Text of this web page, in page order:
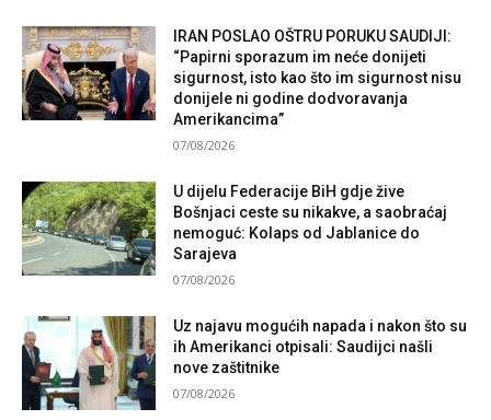
IRAN POSLAO OŠTRU PORUKU SAUDIJI:
“Papirni sporazum im neće donijeti
sigurnost, isto kao što im sigurnost nisu
donijele ni godine dodvoravanja
Amerikancima”
07/08/2026
U dijelu Federacije BiH gdje žive
Bošnjaci ceste su nikakve, a saobraćaj
nemoguć: Kolaps od Jablanice do
Sarajeva
07/08/2026
Uz najavu mogućih napada i nakon što su
ih Amerikanci otpisali: Saudijci našli
nove zaštitnike
07/08/2026